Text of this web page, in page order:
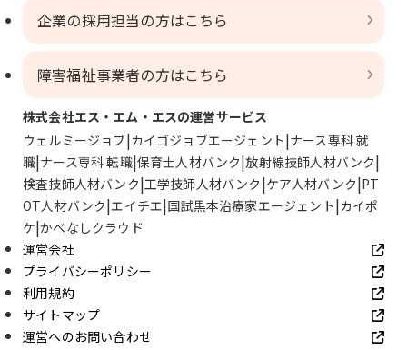
企業の採用担当の方はこちら
障害福祉事業者の方はこちら
株式会社エス・エム・エスの運営サービス
ウェルミージョブ カイゴジョブエージェント ナース専科 就
職 ナース専科 転職 保育士人材バンク 放射線技師人材バンク
検査技師人材バンク 工学技師人材バンク ケア人材バンク PT
OT人材バンク エイチエ 国試黒本治療家エージェント カイポ
ケ かべなしクラウド
運営会社
プライバシーポリシー
利用規約
サイトマップ
運営へのお問い合わせ